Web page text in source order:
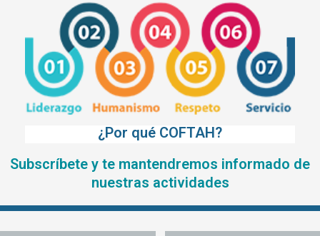
¿Por qué COFTAH?
Subscríbete y te mantendremos informado de
nuestras actividades